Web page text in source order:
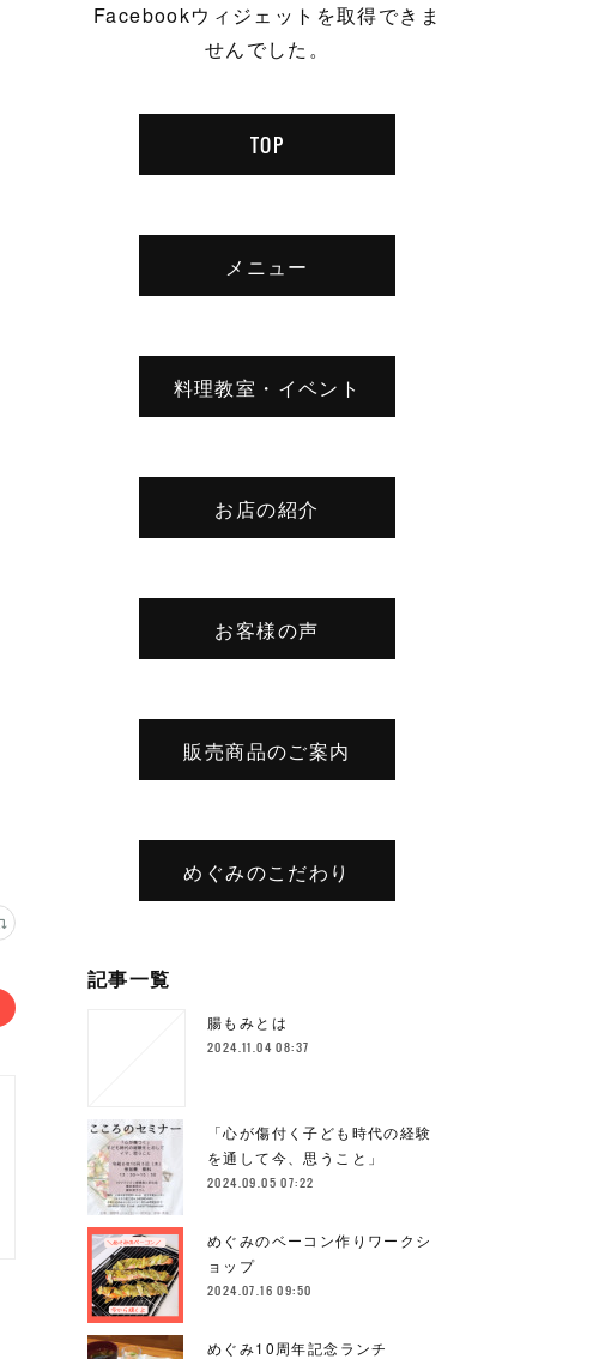
Facebookウィジェットを取得できま
せんでした。
TOP
メニュー
料理教室・イベント
お店の紹介
お客様の声
販売商品のご案内
めぐみのこだわり
記事一覧
腸もみとは
2024.11.04 08:37
「心が傷付く子ども時代の経験
を通して今、思うこと」
2024.09.05 07:22
めぐみのベーコン作りワークシ
ョップ
2024.07.16 09:50
めぐみ10周年記念ランチ